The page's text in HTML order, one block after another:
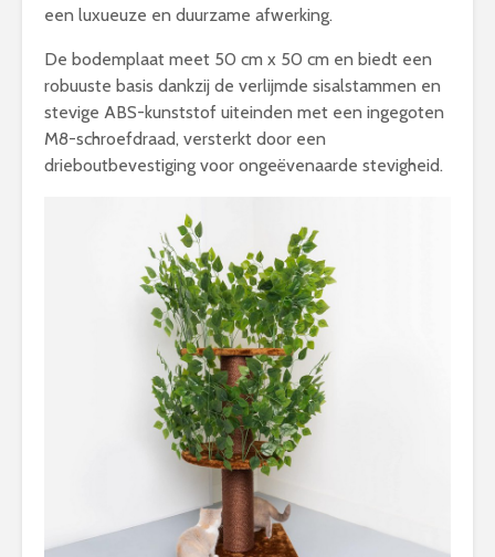
een luxueuze en duurzame afwerking.
De bodemplaat meet 50 cm x 50 cm en biedt een
robuuste basis dankzij de verlijmde sisalstammen en
stevige ABS-kunststof uiteinden met een ingegoten
M8-schroefdraad, versterkt door een
drieboutbevestiging voor ongeëvenaarde stevigheid.